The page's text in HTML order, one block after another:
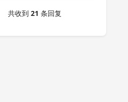
共收到 21 条回复